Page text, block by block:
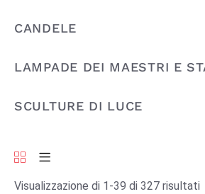
Visualizzazione di 1-39 di 327 risultati
CANDELE
LAMPADE DEI MAESTRI E
SCULTURE DI LUCE